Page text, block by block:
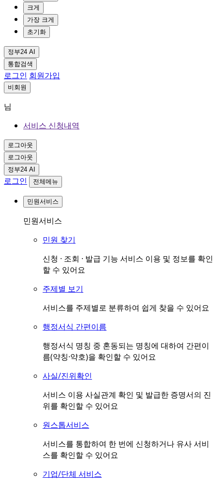
크게
가장 크게
초기화
정부24 AI
통합검색
로그인 회원가입
비회원
님
서비스 신청내역
로그아웃
로그아웃
정부24 AI
로그인 전체메뉴
민원서비스
민원서비스
민원 찾기
신청 · 조회 · 발급 기능 서비스 이용 및 정보를 확인
할 수 있어요
주제별 보기
서비스를 주제별로 분류하여 쉽게 찾을 수 있어요
행정서식 간편이름
행정서식 명칭 중 혼동되는 명칭에 대하여 간편이
름(약칭·약호)을 확인할 수 있어요
사실/진위확인
서비스 이용 사실관계 확인 및 발급한 증명서의 진
위를 확인할 수 있어요
원스톱서비스
서비스를 통합하여 한 번에 신청하거나 유사 서비
스를 확인할 수 있어요
기업/단체 서비스